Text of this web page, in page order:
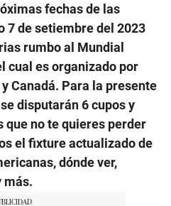
fechas de las
7 de setiembre del 2023
rumbo al Mundial
cual es organizado por
Canadá. Para la presente
disputarán 6 cupos y
que no te quieres perder
el fixture actualizado de
dónde ver,
más.